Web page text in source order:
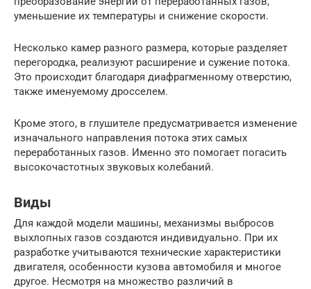
уменьшение их температуры и снижение скорости.
Несколько камер разного размера, которые разделяет
перегородка, реализуют расширение и сужение потока.
Это происходит благодаря диафрагменному отверстию,
также именуемому дросселем.
Кроме этого, в глушителе предусматривается изменение
изначального направления потока этих самых
переработанных газов. Именно это помогает погасить
высокочастотных звуковых колебаний.
Виды
Для каждой модели машины, механизмы выбросов
выхлопных газов создаются индивидуально. При их
разработке учитываются технические характеристики
двигателя, особенности кузова автомобиля и многое
другое. Несмотря на множество различий в